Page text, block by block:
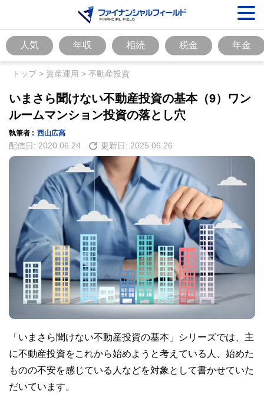
人気 年収 相続 税金 年金
トップ> 資産運用 > 不動産投資
いまさら聞けない不動産投資の基本（9）ワン
ルームマンション投資の落とし穴
執筆者 : 西山広高
配信日: 2020.06.24 更新日: 2025.06.26
「いまさら聞けない不動産投資の基本」シリーズでは、主
に不動産投資をこれから始めようと考えている人、始めた
ものの不安を感じている人などを対象として書かせていた
だいています。